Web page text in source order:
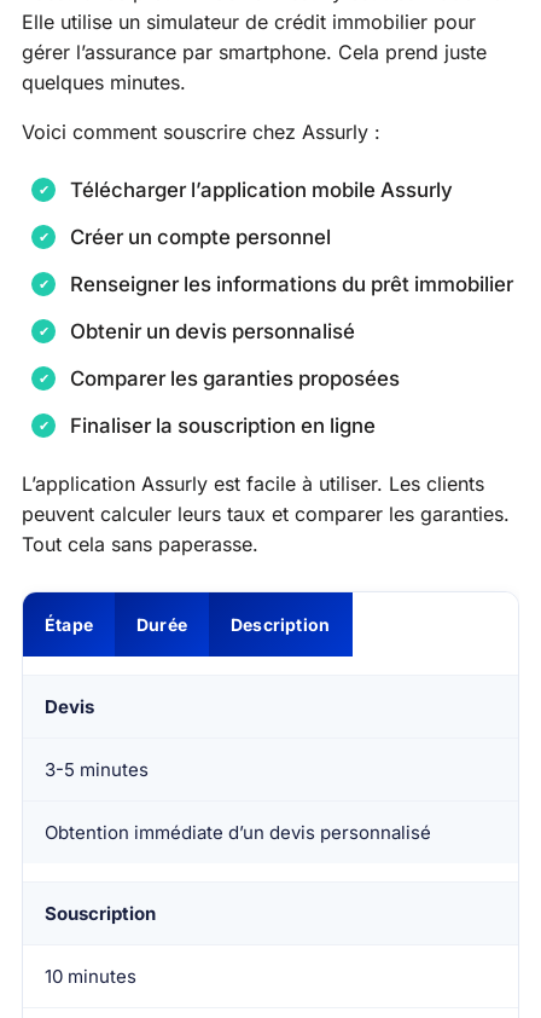
Elle utilise un simulateur de crédit immobilier pour
gérer l’assurance par smartphone. Cela prend juste
quelques minutes.
Voici comment souscrire chez Assurly :
Télécharger l’application mobile Assurly
Créer un compte personnel
Renseigner les informations du prêt immobilier
Obtenir un devis personnalisé
Comparer les garanties proposées
Finaliser la souscription en ligne
L’application Assurly est facile à utiliser. Les clients
peuvent calculer leurs taux et comparer les garanties.
Tout cela sans paperasse.
Étape Durée Description
Devis
3-5 minutes
Obtention immédiate d’un devis personnalisé
Souscription
10 minutes